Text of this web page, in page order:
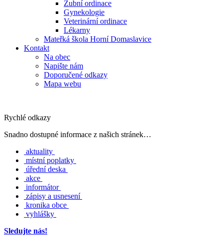
Zubní ordinace
Gynekologie
Veterinární ordinace
Lékarny
Mateřká škola Horní Domaslavice
Kontakt
Na obec
Napište nám
Doporučené odkazy
Mapa webu
Rychlé odkazy
Snadno dostupné informace z našich stránek…
aktuality
místní poplatky
úřední deska
akce
informátor
zápisy a usnesení
kronika obce
vyhlášky
Sledujte nás!